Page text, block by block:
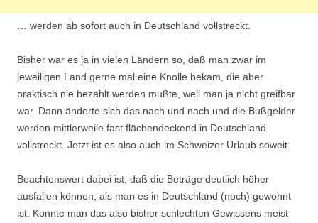
… werden ab sofort auch in Deutschland vollstreckt.
Bisher war es ja in vielen Ländern so, daß man zwar im
jeweiligen Land gerne mal eine Knolle bekam, die aber
praktisch nie bezahlt werden mußte, weil man ja nicht greifbar
war. Dann änderte sich das nach und nach und die Bußgelder
werden mittlerweile fast flächendeckend in Deutschland
vollstreckt. Jetzt ist es also auch im Schweizer Urlaub soweit.
Beachtenswert dabei ist, daß die Beträge deutlich höher
ausfallen können, als man es in Deutschland (noch) gewohnt
ist. Konnte man das also bisher schlechten Gewissens meist